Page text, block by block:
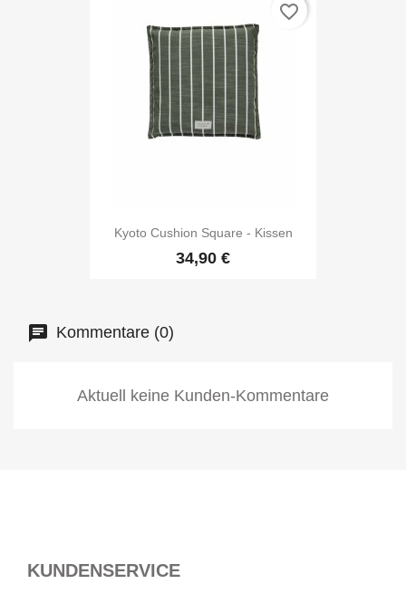
Kyoto Cushion Square - Kissen
34,90 €
favorite_border
Kommentare (0)
Aktuell keine Kunden-Kommentare
KUNDENSERVICE